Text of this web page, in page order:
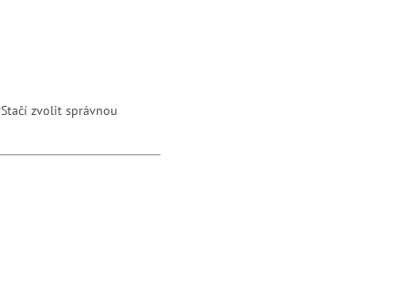
zvolit správnou